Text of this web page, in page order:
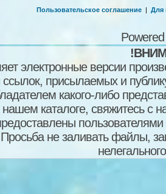
Пользовательское соглашение | Для
электронные версии
ссылок, присылаемых и
какого-либо
нашем каталоге, свяжитесь
пользователями
не заливать файлы,